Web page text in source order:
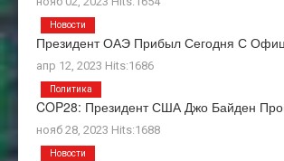
Президент ОАЭ Прибыл Сегодня С
апр 12, 2023 Hits:1686
Новости
COP28: Президент США Джо Байден
нояб 28, 2023 Hits:1688
Политика
Новости